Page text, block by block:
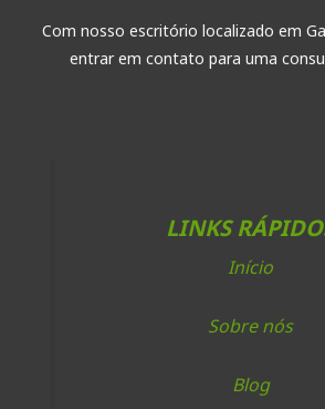
Com nosso escritório localizado em
entrar em contato para uma
LINKS
Início
Sobre nós
Blog